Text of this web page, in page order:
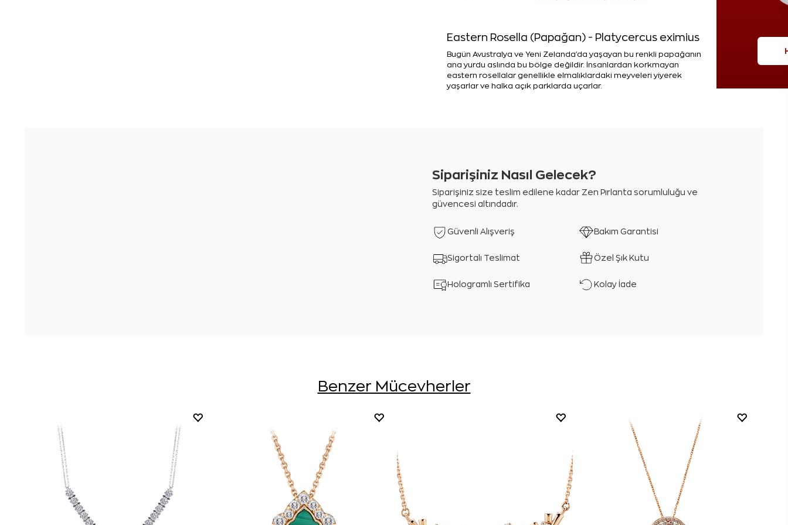
Eastern Rosella (Papağan) - Platycercus eximius
Bugün Avustralya ve Yeni Zelanda'da yaşayan bu renkli papağanın
ana yurdu aslında bu bölge değildir. İnsanlardan korkmayan
eastern rosellalar genellikle elmalıklardaki meyveleri yiyerek
yaşarlar ve halka açık parklarda uçarlar.
Siparişiniz Nasıl Gelecek?
Siparişiniz size teslim edilene kadar Zen Pırlanta sorumluluğu ve
güvencesi altındadır.
Güvenli Alışveriş Bakım Garantisi
Sigortalı Teslimat Özel Şık Kutu
Hologramlı Sertifika Kolay İade
Benzer Mücevherler